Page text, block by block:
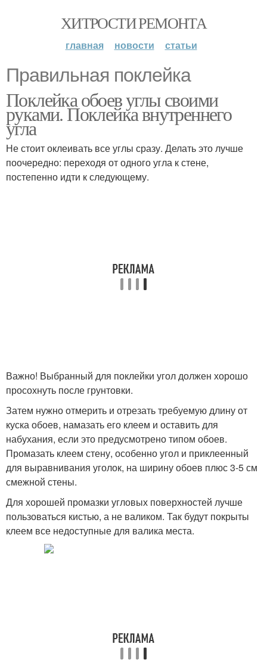
ХИТРОСТИ РЕМОНТА
главная новости статьи
Правильная поклейка
Поклейка обоев углы своими
руками. Поклейка внутреннего
угла
Не стоит оклеивать все углы сразу. Делать это лучше
поочередно: переходя от одного угла к стене,
постепенно идти к следующему.
Важно! Выбранный для поклейки угол должен хорошо
просохнуть после грунтовки.
Затем нужно отмерить и отрезать требуемую длину от
куска обоев, намазать его клеем и оставить для
набухания, если это предусмотрено типом обоев.
Промазать клеем стену, особенно угол и приклеенный
для выравнивания уголок, на ширину обоев плюс 3-5 см
смежной стены.
Для хорошей промазки угловых поверхностей лучше
пользоваться кистью, а не валиком. Так будут покрыты
клеем все недоступные для валика места.